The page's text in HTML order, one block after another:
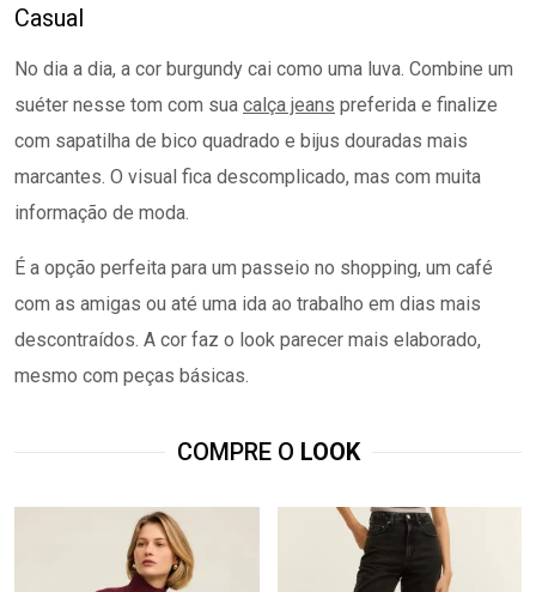
Casual
No dia a dia, a cor burgundy cai como uma luva. Combine um
suéter nesse tom com sua calça jeans preferida e finalize
com sapatilha de bico quadrado e bijus douradas mais
marcantes. O visual fica descomplicado, mas com muita
informação de moda.
É a opção perfeita para um passeio no shopping, um café
com as amigas ou até uma ida ao trabalho em dias mais
descontraídos. A cor faz o look parecer mais elaborado,
mesmo com peças básicas.
COMPRE O LOOK